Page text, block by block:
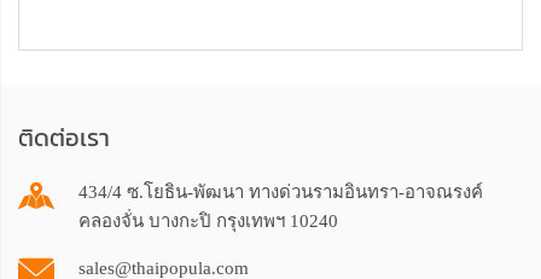
ติดต่อเรา
434/4 ซ.โยธิน-พัฒนา ทางด่วนรามอินทรา-อาจณรงค์
คลองจั่น บางกะปิ กรุงเทพฯ 10240
sales@thaipopula.com